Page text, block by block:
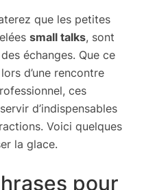
que les petites
small talks, sont
échanges. Que ce
d’une rencontre
ces
d’indispensables
Voici quelques
la glace.
pour